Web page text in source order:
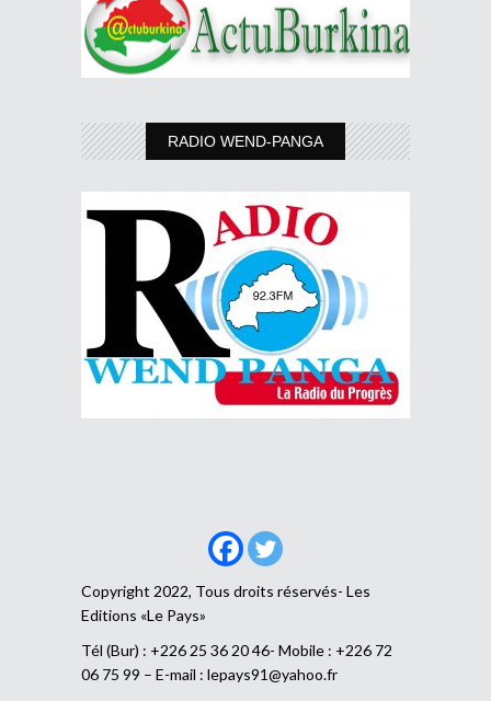
RADIO WEND-PANGA
Copyright 2022, Tous droits réservés- Les
Editions «Le Pays»
Tél (Bur) : +226 25 36 20 46- Mobile : +226 72
06 75 99 – E-mail : lepays91@yahoo.fr